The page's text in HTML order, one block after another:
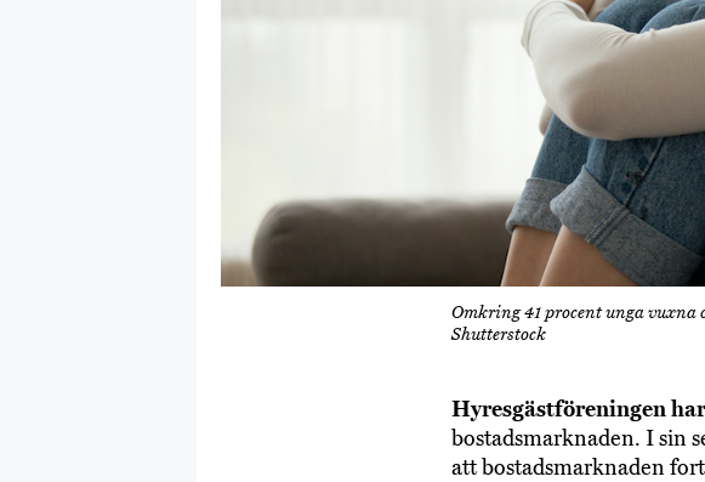
Omkring 41 procent unga
Shutterstock
Hyresgästföreningen
bostadsmarknaden. I sin
att bostadsmarknaden